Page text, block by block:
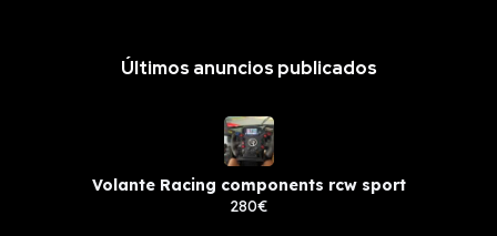
Últimos anuncios publicados
Volante Racing components rcw sport
280€